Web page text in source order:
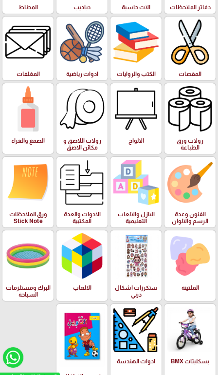
دفاتر الملاحظات الات حاسبة دباديب المطاط
المقصات الكتب والروايات ادوات رياضية المغلفات
رولات ورق
الطباعة
الالواح
رولات اللاصق و
مكائن الاصق
الصمغ والغراء
الفنون وعدة
الرسم والالوان
البازل والالعاب
التعليمية
الادوات والعدة
المكتبية
ورق الملاحظات
Stick Note
الملتينة
ستكرزات اشكال
دزني
الالعاب
البرك ومستلزمات
السباحة
بسكليتات BMX ادوات الهندسة